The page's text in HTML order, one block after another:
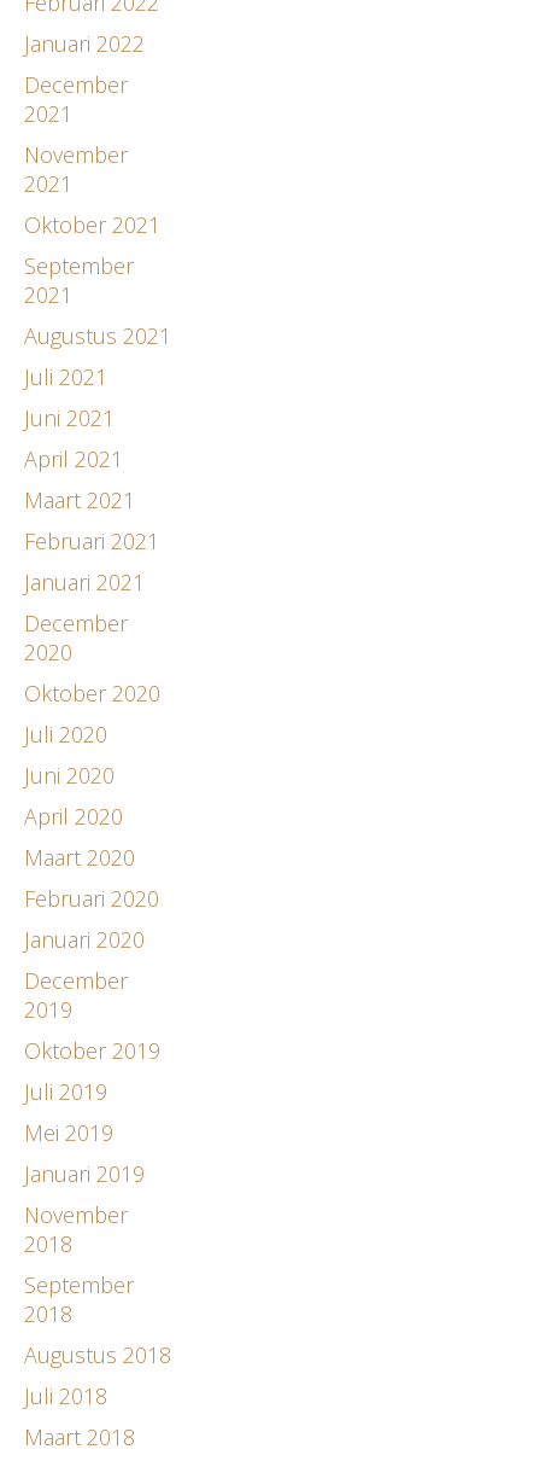
Januari 2022
December
2021
November
2021
Oktober 2021
September
2021
Augustus 2021
Juli 2021
Juni 2021
April 2021
Maart 2021
Februari 2021
Januari 2021
December
2020
Oktober 2020
Juli 2020
Juni 2020
April 2020
Maart 2020
Februari 2020
Januari 2020
December
2019
Oktober 2019
Juli 2019
Mei 2019
Januari 2019
November
2018
September
2018
Augustus 2018
Juli 2018
Maart 2018